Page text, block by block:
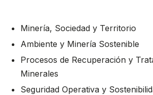
Minería, Sociedad y Territorio
Ambiente y Minería Sostenible
Procesos de Recuperación y
Minerales
Seguridad Operativa y